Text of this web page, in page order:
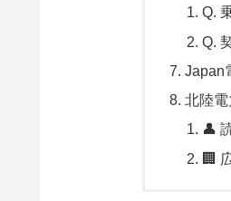
Q.
Q.
Japan
北陸
👤
🏢